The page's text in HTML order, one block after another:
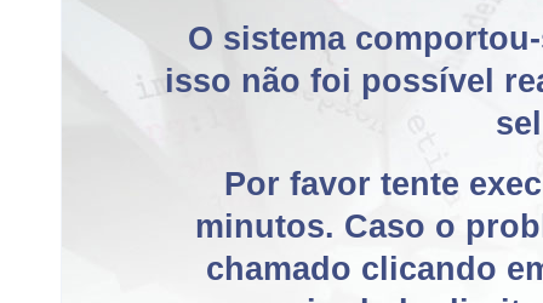
O sistema
isso não foi possível
Por favor tente
minutos. Caso o
chamado clicando